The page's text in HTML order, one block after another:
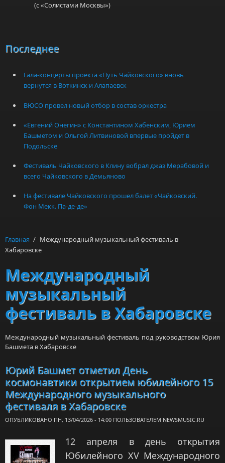
(с «Солистами Москвы»)
Последнее
Гала-концерты проекта «Путь Чайковского» вновь
вернутся в Воткинск и Алапаевск
ВЮСО провел новый отбор в состав оркестра
«Евгений Онегин» с Константином Хабенским, Юрием
Башметом и Ольгой Литвиновой впервые пройдет в
Подольске
Фестиваль Чайковского в Клину вобрал джаз Мерабовой и
всего Чайковского в Демьяново
На фестивале Чайковского прошел балет «Чайковский.
Фон Мекк. Па-де-де»
Главная / Международный музыкальный фестиваль в
Хабаровске
Международный
музыкальный
фестиваль в Хабаровске
Международный музыкальный фестиваль под руководством Юрия
Башмета в Хабаровске
Юрий Башмет отметил День
космонавтики открытием юбилейного 15
Международного музыкального
фестиваля в Хабаровске
ОПУБЛИКОВАНО ПН, 13/04/2026 - 14:00 ПОЛЬЗОВАТЕЛЕМ NEWSMUSIC.RU
12 апреля в день открытия
Юбилейного XV Международного